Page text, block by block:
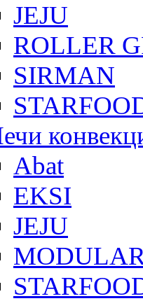
JEJU
ROLLER
SIRMAN
Abat
EKSI
JEJU